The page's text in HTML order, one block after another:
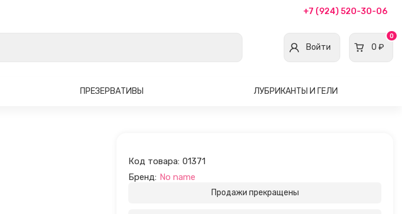
+7 (924) 520-30-06
Войти
0
0 ₽
ПРЕЗЕРВАТИВЫ ЛУБРИКАНТЫ И ГЕЛИ
Код товара: 01371
Бренд: No name
Продажи прекращены